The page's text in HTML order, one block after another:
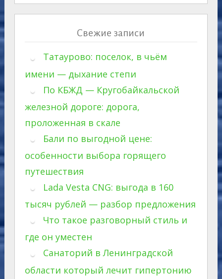
Свежие записи
Татаурово: поселок, в чьём
имени — дыхание степи
По КБЖД — Кругобайкальской
железной дороге: дорога,
проложенная в скале
Бали по выгодной цене:
особенности выбора горящего
путешествия
Lada Vesta CNG: выгода в 160
тысяч рублей — разбор предложения
Что такое разговорный стиль и
где он уместен
Санаторий в Ленинградской
области который лечит гипертонию